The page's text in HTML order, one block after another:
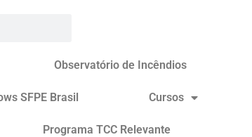
Observatório de Incêndios
SFPE Brasil Cursos
Programa TCC Relevante